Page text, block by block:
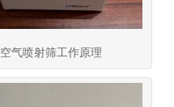
空气喷射筛工作原理